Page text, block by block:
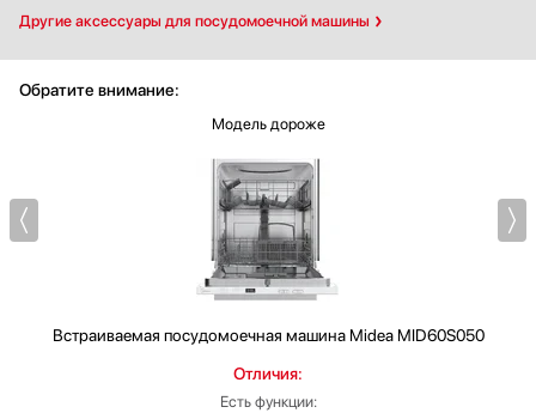
Другие аксессуары для посудомоечной машины
Обратите внимание:
Модель дороже
Встраиваемая посудомоечная машинаMidea MID60S050
Отличия:
Есть функции: